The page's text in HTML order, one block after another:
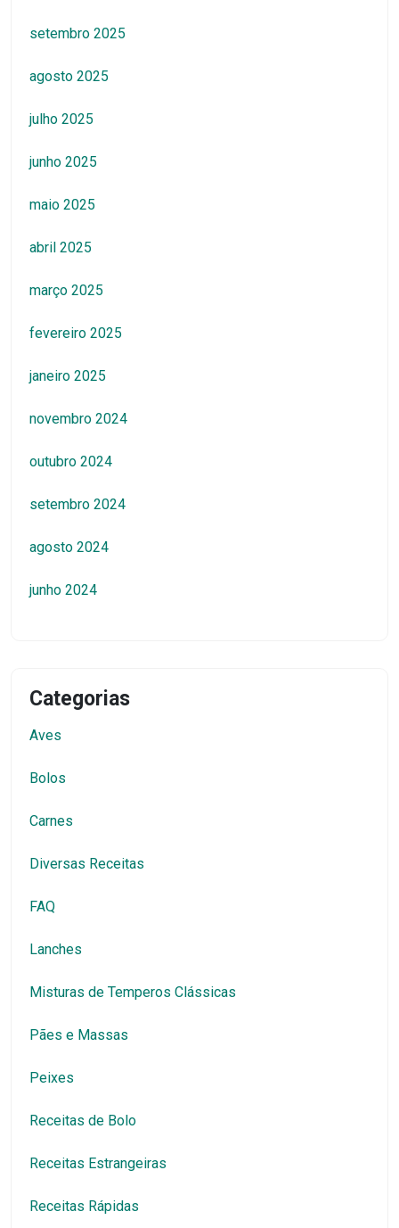
setembro 2025
agosto 2025
julho 2025
junho 2025
maio 2025
abril 2025
março 2025
fevereiro 2025
janeiro 2025
novembro 2024
outubro 2024
setembro 2024
agosto 2024
junho 2024
Categorias
Aves
Bolos
Carnes
Diversas Receitas
FAQ
Lanches
Misturas de Temperos Clássicas
Pães e Massas
Peixes
Receitas de Bolo
Receitas Estrangeiras
Receitas Rápidas